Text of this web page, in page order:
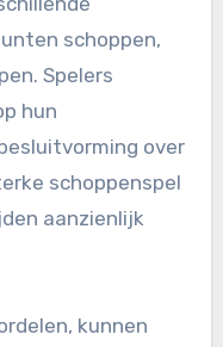
schoppen,
Spelers
hun
over
schoppenspel
aanzienlijk
kunnen